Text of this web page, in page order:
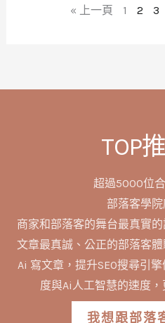
« 上一頁 1 2 3
TOP
超過5000位
部落客學
商家和部落客的舞台最真實
文章最真誠、公正的部落客
Ai 寫文章，提升SEO搜尋引
度與Ai人工智慧的速度
我想跟部落